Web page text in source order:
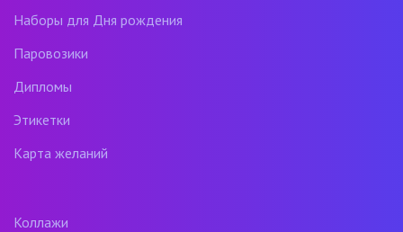
Наборы для Дня рождения
Паровозики
Дипломы
Этикетки
Карта желаний
Коллажи